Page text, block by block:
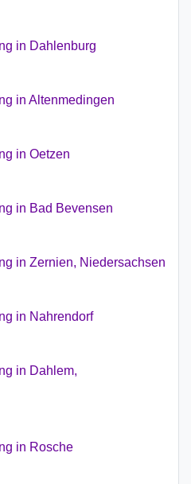
in Dahlenburg
in Altenmedingen
in Oetzen
in Bad Bevensen
in Zernien, Niedersachsen
in Nahrendorf
in Dahlem,
in Rosche